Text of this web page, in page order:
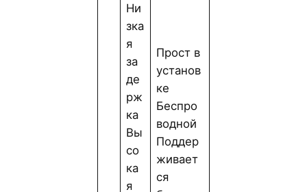
Ни
зка
я
за
де
рж
ка
Вы
со
ка
я
Прост в
установ
ке
Беспро
водной
Поддер
живает
ся